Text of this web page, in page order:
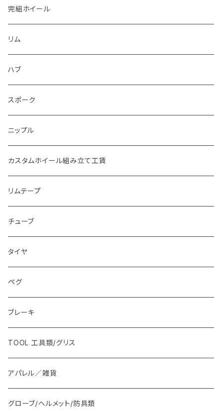
完組ホイール
リム
ハブ
スポーク
ニップル
カスタムホイール組み立て工賃
リムテープ
チューブ
タイヤ
ペグ
ブレーキ
TOOL 工具類/グリス
アパレル／雑貨
グローブ/ヘルメット/防具類